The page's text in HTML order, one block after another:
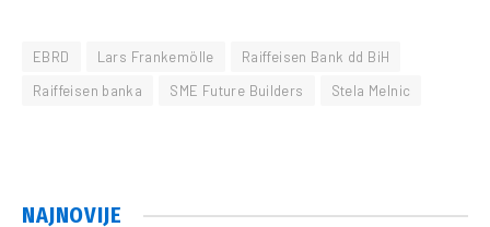
EBRD Lars Frankemölle
Raiffeisen Bank dd BiH
Raiffeisen banka
SME Future Builders Stela Melnic
NAJNOVIJE